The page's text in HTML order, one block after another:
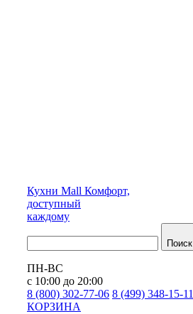
Кухни Mall Комфорт,
доступный
каждому
Поиск
ПН-ВС
с 10:00 до 20:00
8 (800) 302-77-06 8 (499) 348-15-11
КОРЗИНА